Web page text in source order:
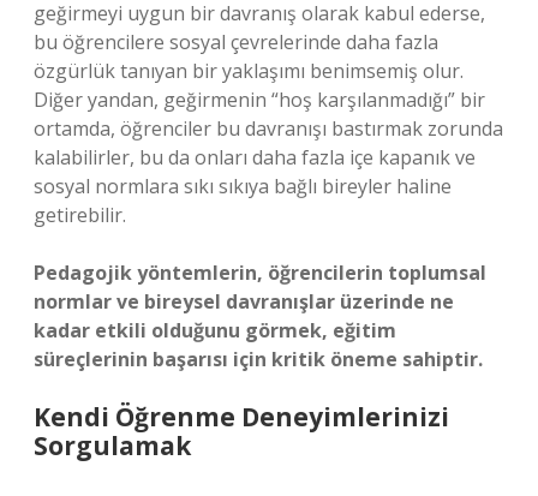
geğirmeyi uygun bir davranış olarak kabul ederse,
bu öğrencilere sosyal çevrelerinde daha fazla
özgürlük tanıyan bir yaklaşımı benimsemiş olur.
Diğer yandan, geğirmenin “hoş karşılanmadığı” bir
ortamda, öğrenciler bu davranışı bastırmak zorunda
kalabilirler, bu da onları daha fazla içe kapanık ve
sosyal normlara sıkı sıkıya bağlı bireyler haline
getirebilir.
Pedagojik yöntemlerin, öğrencilerin toplumsal
normlar ve bireysel davranışlar üzerinde ne
kadar etkili olduğunu görmek, eğitim
süreçlerinin başarısı için kritik öneme sahiptir.
Kendi Öğrenme Deneyimlerinizi
Sorgulamak